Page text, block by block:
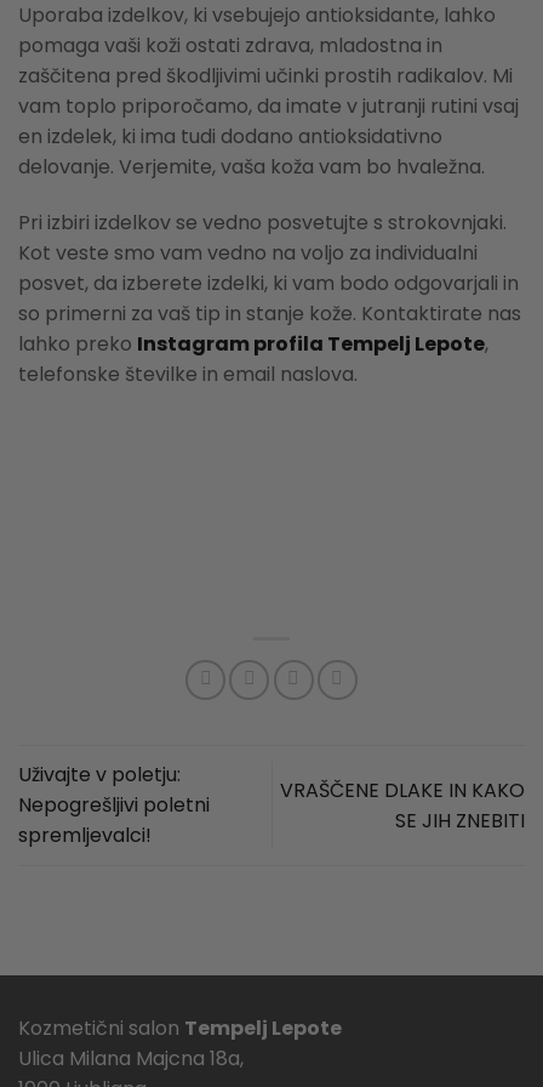
Uporaba izdelkov, ki vsebujejo antioksidante, lahko
pomaga vaši koži ostati zdrava, mladostna in
zaščitena pred škodljivimi učinki prostih radikalov. Mi
vam toplo priporočamo, da imate v jutranji rutini vsaj
en izdelek, ki ima tudi dodano antioksidativno
delovanje. Verjemite, vaša koža vam bo hvaležna.
Pri izbiri izdelkov se vedno posvetujte s strokovnjaki.
Kot veste smo vam vedno na voljo za individualni
posvet, da izberete izdelki, ki vam bodo odgovarjali in
so primerni za vaš tip in stanje kože. Kontaktirate nas
lahko preko Instagram profila Tempelj Lepote,
telefonske številke in email naslova.
Uživajte v poletju:
Nepogrešljivi poletni
spremljevalci!
VRAŠČENE DLAKE IN KAKO
SE JIH ZNEBITI
Kozmetični salon Tempelj Lepote
Ulica Milana Majcna 18a,